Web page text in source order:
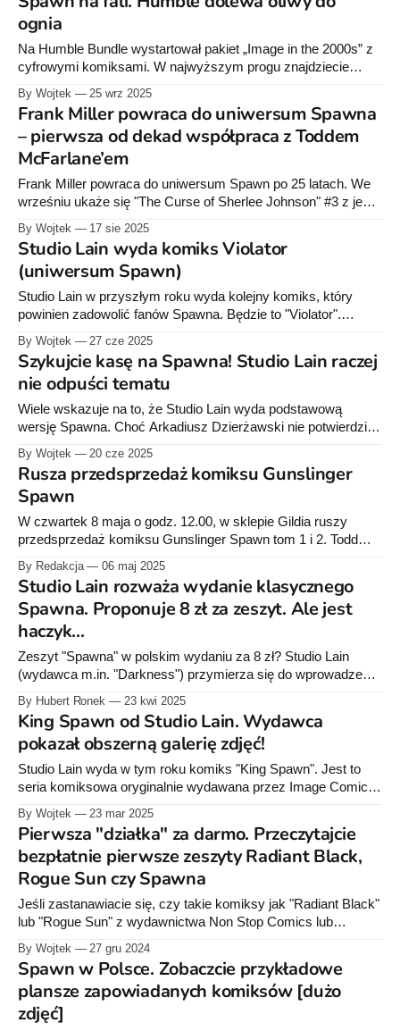
ognia
Na Humble Bundle wystartował pakiet „Image in the 2000s” z
cyfrowymi komiksami. W najwyższym progu znajdziecie
„Spawn Origins” tomy 21–27 oraz 29. To dobry moment, by
odświeżyć serię, która w Polsce wraca dzięki kolekcjonerskim
wydaniom Studia Lain.
By Wojtek 25 wrz 2025
Frank Miller powraca do uniwersum Spawna
– pierwsza od dekad współpraca z Toddem
McFarlane’em
Frank Miller powraca do uniwersum Spawn po 25 latach. We
wrześniu ukaże się "The Curse of Sherlee Johnson" #3 z jego
dwiema wariantowymi okładkami, w tym pierwszą od 1994 r.
wspólną pracą z Toddem McFarlane’em.
By Wojtek 17 sie 2025
Studio Lain wyda komiks Violator
(uniwersum Spawn)
Studio Lain w przyszłym roku wyda kolejny komiks, który
powinien zadowolić fanów Spawna. Będzie to "Violator".
Tytułowa postać jest jednym z najważniejszych i najbardziej
ikonicznych antagonistów w komiksach z serii "Spawn"
stworzonych przez Todda McFarlane'a. W planach
wydawnictwa jest przedruk serii Alana Moore'
By Wojtek 27 cze 2025
Szykujcie kasę na Spawna! Studio Lain raczej
nie odpuści tematu
Wiele wskazuje na to, że Studio Lain wyda podstawową
wersję Spawna. Choć Arkadiusz Dzierżawski nie potwierdził
nam tego oficjalnie, to gdzieś tam w sieci można znaleźć jego
wpisy, które sugerują, że decyzja już zapadła. Trop wyśledził
Hubert Ronek prowadzący kanał POP Kadr (polecamy!) W
komentarzach pod dyskusją o "Hellspawnie&
By Wojtek 20 cze 2025
Rusza przedsprzedaż komiksu Gunslinger
Spawn
W czwartek 8 maja o godz. 12.00, w sklepie Gildia ruszy
przedsprzedaż komiksu Gunslinger Spawn tom 1 i 2. Todd
McFarlane zaprosił do współtworzenia tej serii między innymi
takie gwiazdy amerykańskiego komiksu jak: Brett Booth,
Kevin Keane, Adelso Corona, Ivan Nunes Andrew Dalhouse
czy Tom Orzechowski. Opowiadają tę legendę
By Redakcja 06 maj 2025
Studio Lain rozważa wydanie klasycznego
Spawna. Proponuje 8 zł za zeszyt. Ale jest
haczyk...
Zeszyt "Spawna" w polskim wydaniu za 8 zł? Studio Lain
(wydawca m.in. "Darkness") przymierza się do wprowadzenia
na nasz rynek podstawowej wersji komiksu Todd'a
McFarlane'a. Chce wydać jednocześnie 100 pierwszych
zeszytów. Więcej na filmie poniżej:
By Hubert Ronek 23 kwi 2025
King Spawn od Studio Lain. Wydawca
pokazał obszerną galerię zdjęć!
Studio Lain wyda w tym roku komiks "King Spawn". Jest to
seria komiksowa oryginalnie wydawana przez Image Comics,
stanowiąca rozszerzenie uniwersum "Spawn" stworzonego
przez Todda McFarlane'a. Seria zadebiutowała w sierpniu
2021 roku i jest kontynuowana do dziś. Źródło: Studio Lain
By Wojtek 23 mar 2025
Pierwsza "działka" za darmo. Przeczytajcie
bezpłatnie pierwsze zeszyty Radiant Black,
Rogue Sun czy Spawna
Jeśli zastanawiacie się, czy takie komiksy jak "Radiant Black"
lub "Rogue Sun" z wydawnictwa Non Stop Comics lub
zapowiadane przez Studio Lain Spawny, będą dla Was
odpowiednią lekturą, to możecie całkiem legalnie przeczytać
ich pierwsze zeszyty online. Taka opcja jest dostępna na
stronie wydawnictwa Image Comics.
By Wojtek 27 gru 2024
Spawn w Polsce. Zobaczcie przykładowe
plansze zapowiadanych komiksów [dużo
zdjęć]